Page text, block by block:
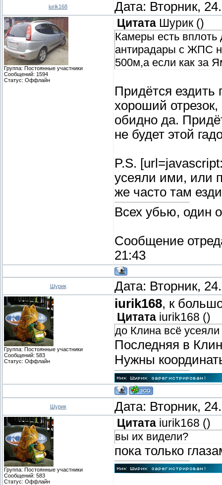
iurik168 Дата: Вторник,
Группа: Постоянные участники
Сообщений: 1594
Статус: Оффлайн
Цитата Шурик ()
Камеры есть вплоть
антирадары с ЖПС
500м,а если как за
Придётся
хороший
обидно да.
не будет этой
P.S.
усеяли ими, или
же часто там
Всех убью, один
Сообщение
21:43
Шурик Дата: Вторник,
Группа: Постоянные участники
Сообщений: 583
Статус: Оффлайн
iurik168, к
Цитата iurik168 ()
до Клина всё
Последняя в
Нужны
Шурик Дата: Вторник,
Группа: Постоянные участники
Сообщений: 583
Статус: Оффлайн
Цитата iurik168 ()
вы их видели?
пока только